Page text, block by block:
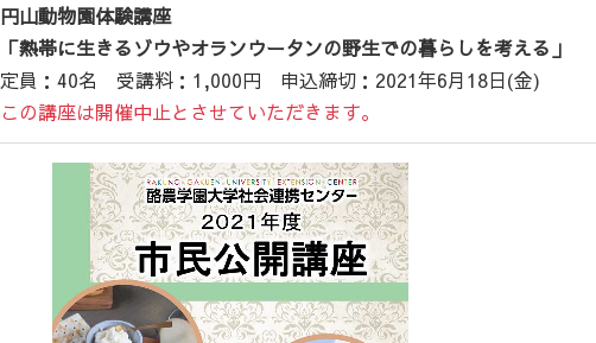
円山動物園体験講座
「熱帯に生きるゾウやオランウータンの野生での暮らしを考える」
定員：40名 受講料：1,000円 申込締切：2021年6月18日(金)
この講座は開催中止とさせていただきます。